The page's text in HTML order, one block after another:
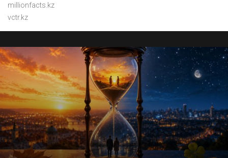
millionfacts.kz
vctr.kz